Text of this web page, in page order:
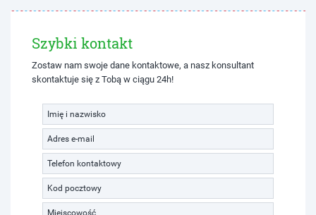
Szybki kontakt
Zostaw nam swoje dane kontaktowe, a nasz konsultant
skontaktuje się z Tobą w ciągu 24h!